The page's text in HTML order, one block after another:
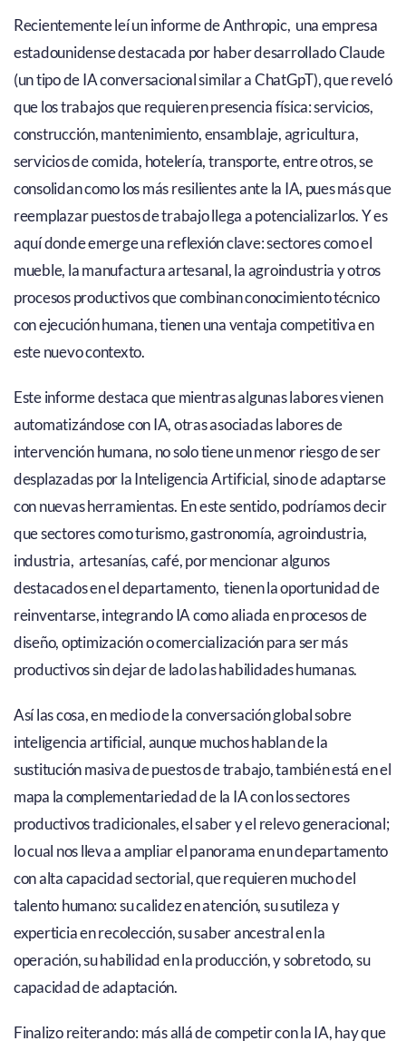
Recientemente leí un informe de Anthropic, una empresa
estadounidense destacada por haber desarrollado Claude
(un tipo de IA conversacional similar a ChatGpT), que reveló
que los trabajos que requieren presencia física: servicios,
construcción, mantenimiento, ensamblaje, agricultura,
servicios de comida, hotelería, transporte, entre otros, se
consolidan como los más resilientes ante la IA, pues más que
reemplazar puestos de trabajo llega a potencializarlos. Y es
aquí donde emerge una reflexión clave: sectores como el
mueble, la manufactura artesanal, la agroindustria y otros
procesos productivos que combinan conocimiento técnico
con ejecución humana, tienen una ventaja competitiva en
este nuevo contexto.
Este informe destaca que mientras algunas labores vienen
automatizándose con IA, otras asociadas labores de
intervención humana, no solo tiene un menor riesgo de ser
desplazadas por la Inteligencia Artificial, sino de adaptarse
con nuevas herramientas. En este sentido, podríamos decir
que sectores como turismo, gastronomía, agroindustria,
industria, artesanías, café, por mencionar algunos
destacados en el departamento, tienen la oportunidad de
reinventarse, integrando IA como aliada en procesos de
diseño, optimización o comercialización para ser más
productivos sin dejar de lado las habilidades humanas.
Así las cosa, en medio de la conversación global sobre
inteligencia artificial, aunque muchos hablan de la
sustitución masiva de puestos de trabajo, también está en el
mapa la complementariedad de la IA con los sectores
productivos tradicionales, el saber y el relevo generacional;
lo cual nos lleva a ampliar el panorama en un departamento
con alta capacidad sectorial, que requieren mucho del
talento humano: su calidez en atención, su sutileza y
experticia en recolección, su saber ancestral en la
operación, su habilidad en la producción, y sobretodo, su
capacidad de adaptación.
Finalizo reiterando: más allá de competir con la IA, hay que